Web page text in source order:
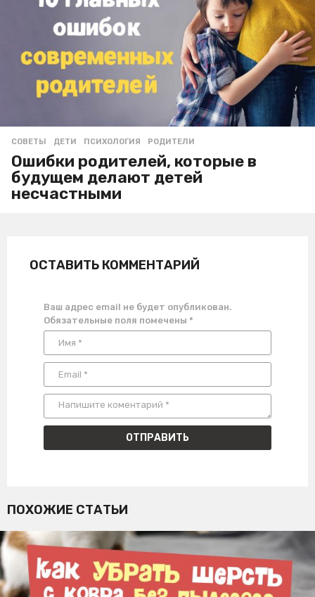
СОВЕТЫ ДЕТИ ,ПСИХОЛОГИЯ ,РОДИТЕЛИ
Ошибки родителей, которые в
будущем делают детей
несчастными
ОСТАВИТЬ КОММЕНТАРИЙ
Ваш адрес email не будет опубликован.
Обязательные поля помечены *
ПОХОЖИЕ СТАТЬИ